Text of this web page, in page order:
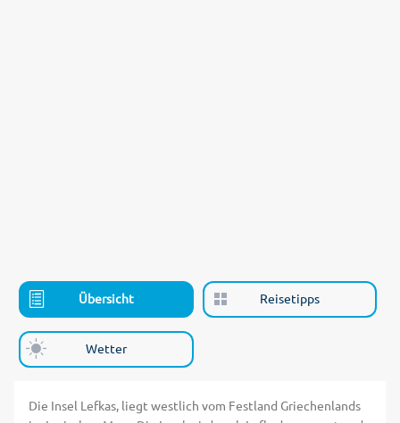
Übersicht Reisetipps
Wetter
Die Insel Lefkas, liegt westlich vom Festland Griechenlands